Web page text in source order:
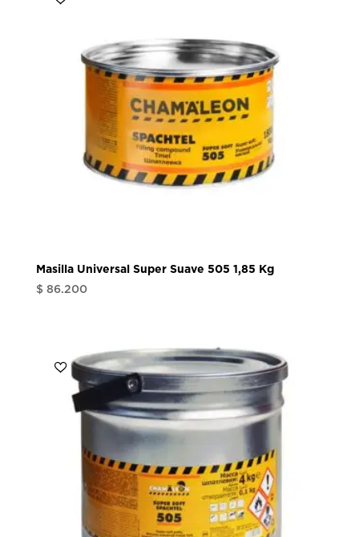
Masilla Universal Super Suave 505 1,85 Kg
$ 86.200